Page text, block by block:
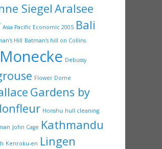
Siegel Aralsee
Asia Pacific Economic 2005 Bali
Hill Batman's hill on Collins
Debussy
Flower Dome
Gardens by
Honshu hull cleaning
John Cage Kathmandu
Kenroku-en Lingen